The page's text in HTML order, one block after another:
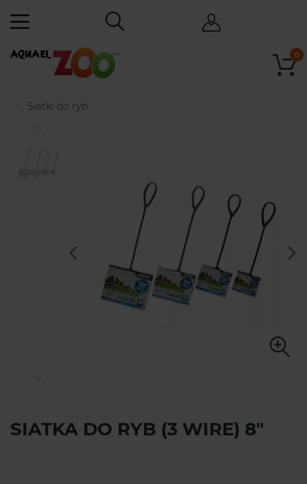
0
Siatki do ryb
SIATKA DO RYB (3 WIRE) 8"